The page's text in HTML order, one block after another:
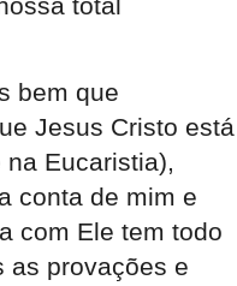
bem que
Jesus Cristo está
Eucaristia),
conta de mim e
com Ele tem todo
as provações e